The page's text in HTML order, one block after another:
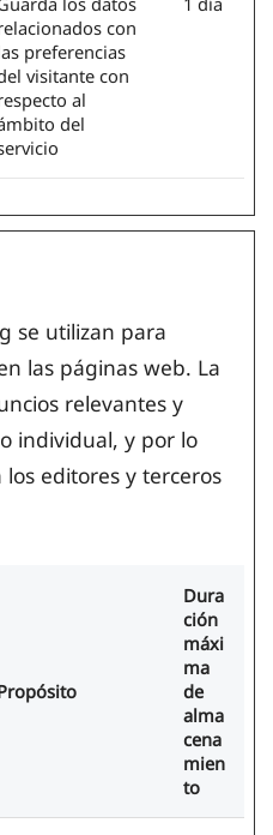
con
preferencias
visitante con
al
del
se utilizan para
las páginas web. La
relevantes y
individual, y por lo
editores y terceros
Dura
ción
máxi
ma
de
alma
cena
mien
to